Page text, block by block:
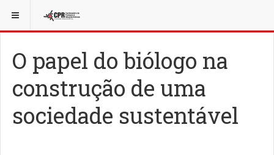
O papel do biólogo na
construção de uma
sociedade sustentável